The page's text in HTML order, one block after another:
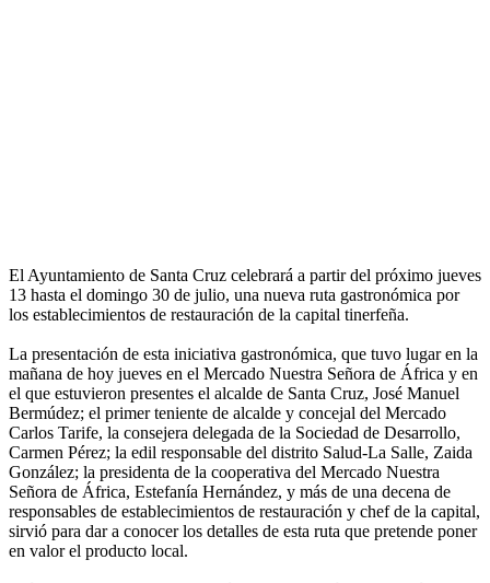
El Ayuntamiento de Santa Cruz celebrará a partir del próximo jueves
13 hasta el domingo 30 de julio, una nueva ruta gastronómica por
los establecimientos de restauración de la capital tinerfeña.
La presentación de esta iniciativa gastronómica, que tuvo lugar en la
mañana de hoy jueves en el Mercado Nuestra Señora de África y en
el que estuvieron presentes el alcalde de Santa Cruz, José Manuel
Bermúdez; el primer teniente de alcalde y concejal del Mercado
Carlos Tarife, la consejera delegada de la Sociedad de Desarrollo,
Carmen Pérez; la edil responsable del distrito Salud-La Salle, Zaida
González; la presidenta de la cooperativa del Mercado Nuestra
Señora de África, Estefanía Hernández, y más de una decena de
responsables de establecimientos de restauración y chef de la capital,
sirvió para dar a conocer los detalles de esta ruta que pretende poner
en valor el producto local.